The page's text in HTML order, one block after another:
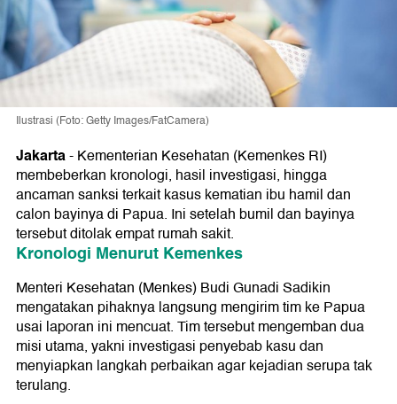
Ilustrasi (Foto: Getty Images/FatCamera)
Jakarta-Kementerian Kesehatan (Kemenkes RI)
membeberkan kronologi, hasil investigasi, hingga
ancaman sanksi terkait kasus kematian ibu hamil dan
calon bayinya di Papua. Ini setelah bumil dan bayinya
tersebut ditolak empat rumah sakit.
Kronologi Menurut Kemenkes
Menteri Kesehatan (Menkes) Budi Gunadi Sadikin
mengatakan pihaknya langsung mengirim tim ke Papua
usai laporan ini mencuat. Tim tersebut mengemban dua
misi utama, yakni investigasi penyebab kasu dan
menyiapkan langkah perbaikan agar kejadian serupa tak
terulang.